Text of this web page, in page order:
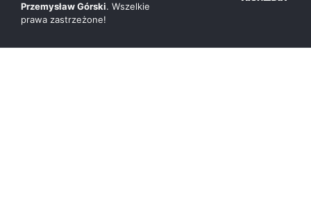
Przemysław Górski. Wszelkie
prawa zastrzeżone!